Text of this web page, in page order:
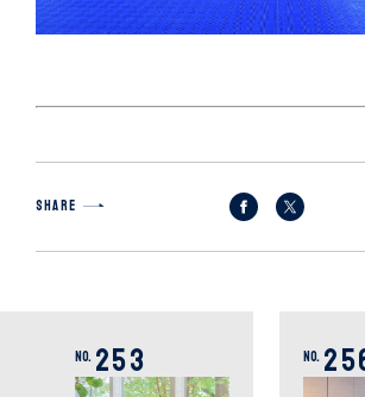
SHARE
No. 253 No.